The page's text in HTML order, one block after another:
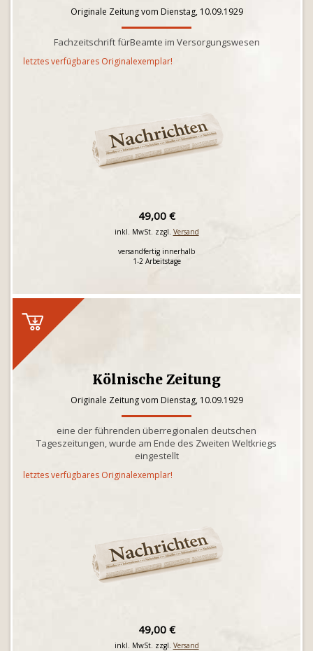
Originale Zeitung vom Dienstag, 10.09.1929
Fachzeitschrift fürBeamte im Versorgungswesen
letztes verfügbares Originalexemplar!
49,00 €
inkl. MwSt. zzgl. Versand
versandfertig innerhalb
1-2 Arbeitstage
Kölnische Zeitung
Originale Zeitung vom Dienstag, 10.09.1929
eine der führenden überregionalen deutschen
Tageszeitungen, wurde am Ende des Zweiten Weltkriegs
eingestellt
letztes verfügbares Originalexemplar!
49,00 €
inkl. MwSt. zzgl. Versand